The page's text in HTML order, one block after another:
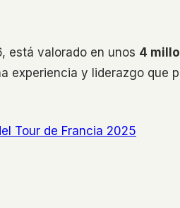
está valorado en unos 4
experiencia y liderazgo que
Tour de Francia 2025